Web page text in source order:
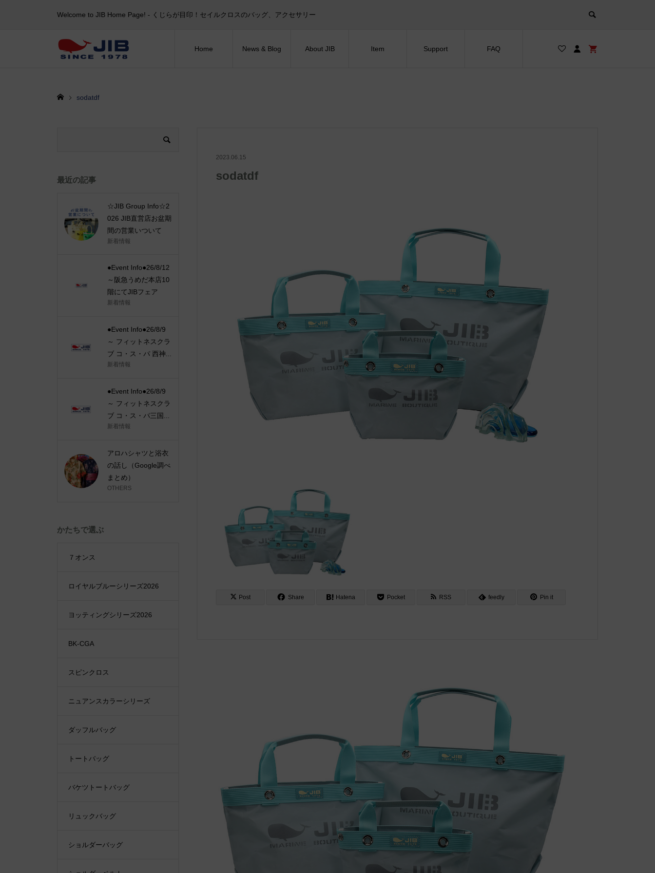
Welcome to JIB Home Page! ‐ くじらが目印！セイルクロスのバッグ、アクセサリー
Home News & Blog About JIB Item Support FAQ
sodatdf
2023.06.15
sodatdf
Post Share Hatena Pocket RSS feedly Pin it
最近の記事
☆JIB Group Info☆2
026 JIB直営店お盆期
間の営業いついて
新着情報
●Event Info●26/8/12
～阪急うめだ本店10
階にてJIBフェア
新着情報
●Event Info●26/8/9
～ フィットネスクラ
ブ コ・ス・パ 西神...
新着情報
●Event Info●26/8/9
～ フィットネスクラ
ブ コ・ス・パ三国...
新着情報
アロハシャツと浴衣
の話し（Google調べ
まとめ）
OTHERS
かたちで選ぶ
７オンス
ロイヤルブルーシリーズ2026
ヨッティングシリーズ2026
BK-CGA
スピンクロス
ニュアンスカラーシリーズ
ダッフルバッグ
トートバッグ
バケツトートバッグ
リュックバッグ
ショルダーバッグ